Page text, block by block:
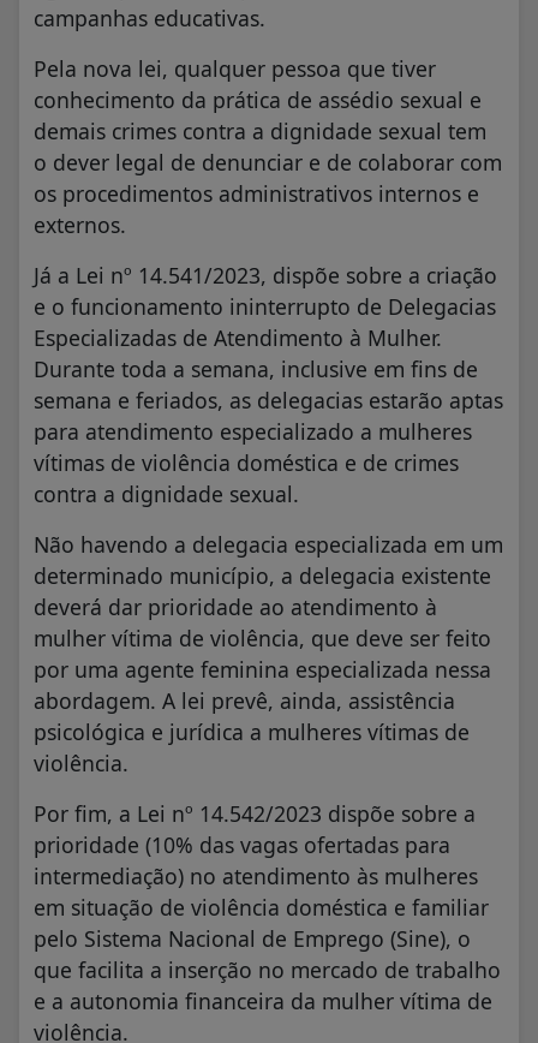
campanhas educativas.
Pela nova lei, qualquer pessoa que tiver
conhecimento da prática de assédio sexual e
demais crimes contra a dignidade sexual tem
o dever legal de denunciar e de colaborar com
os procedimentos administrativos internos e
externos.
Já a Lei nº 14.541/2023, dispõe sobre a criação
e o funcionamento ininterrupto de Delegacias
Especializadas de Atendimento à Mulher.
Durante toda a semana, inclusive em fins de
semana e feriados, as delegacias estarão aptas
para atendimento especializado a mulheres
vítimas de violência doméstica e de crimes
contra a dignidade sexual.
Não havendo a delegacia especializada em um
determinado município, a delegacia existente
deverá dar prioridade ao atendimento à
mulher vítima de violência, que deve ser feito
por uma agente feminina especializada nessa
abordagem. A lei prevê, ainda, assistência
psicológica e jurídica a mulheres vítimas de
violência.
Por fim, a Lei nº 14.542/2023 dispõe sobre a
prioridade (10% das vagas ofertadas para
intermediação) no atendimento às mulheres
em situação de violência doméstica e familiar
pelo Sistema Nacional de Emprego (Sine), o
que facilita a inserção no mercado de trabalho
e a autonomia financeira da mulher vítima de
violência.